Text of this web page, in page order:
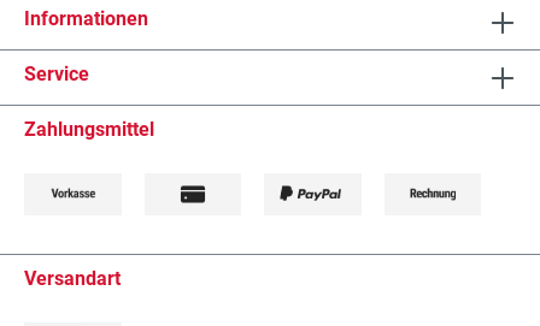
Informationen
Service
Zahlungsmittel
Versandart